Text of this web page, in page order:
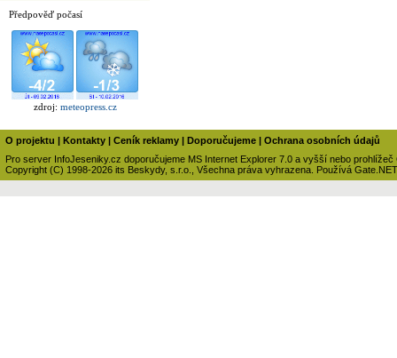
Předpověď počasí
zdroj: meteopress.cz
O projektu Kontakty Ceník reklamy Doporučujeme
Ochrana osobních údajů
Pro server InfoJeseniky.cz doporučujeme MS Internet Explorer 7.0 a vyšší nebo prohlížeč
Copyright (C) 1998-2026 its Beskydy, s.r.o., Všechna práva vyhrazena. Používá